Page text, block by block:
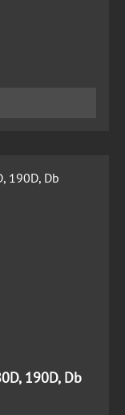
190D, Db